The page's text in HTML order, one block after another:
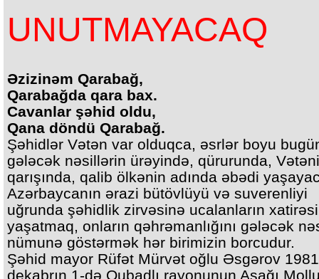
UNUTMAYACAQ
Əzizinəm Qarabağ,
Qarabağda qara bax.
Cavanlar şəhid oldu,
Qana döndü Qarabağ.
Şəhidlər Vətən var olduqca, əsrlər boyu
gələcək nəsillərin ürəyində, qürurunda,
qarışında, qalib ölkənin adında əbədi
Azərbaycanın ərazi bütövlüyü və suverenliyi
uğrunda şəhidlik zirvəsinə ucalanların
yaşatmaq, onların qəhrəmanlığını gələcək
nümunə göstərmək hər birimizin borcudur.
Şəhid mayor Rüfət Mürvət oğlu Əsgərov
dekabrın 1-də Qubadlı rayonunun Aşağı